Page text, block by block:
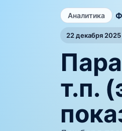
Аналитика /
22 декабря 2025
т.п.